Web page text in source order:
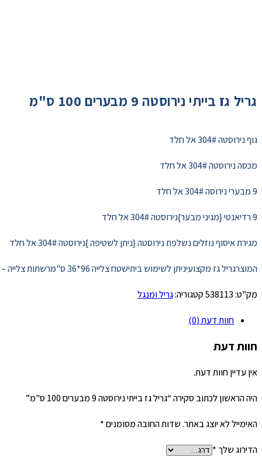
גריל גז בייתי נירוסטה 9 מבערים 100 ס"מ
גוף נירוסטה 304# אל חלד
מכסה נירוסטה 304# אל חלד
מגירת איסוף נוזלים נשלפת נירוסטה {ניתן לשטיפה }נירוסטה 304# אל חלד
המוצרגריל גז מקצועיניתן לשימוש ביתישטח צלייה 96*36 ס"מרשתות צלייה – יציקה / נירוסטה — ניתן לבחירה לקוח/ה
מק"ט:538113קטגוריה:גריל ומנגל
חוות דעת (0)
חוות דעת
אין עדיין חוות דעת.
היה הראשון לכתוב סקירה “גריל גז בייתי נירוסטה 9 מבערים 100 ס"מ”
האימייל לא יוצג באתר.שדות החובה מסומנים*
הדירוג שלך*